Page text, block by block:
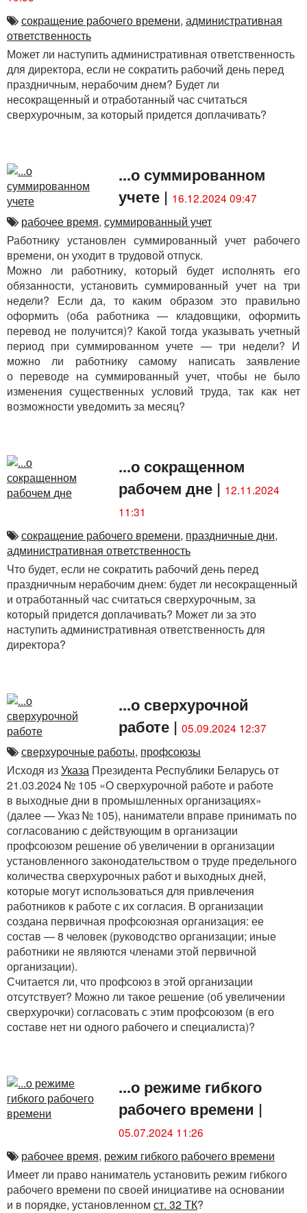
сокращение рабочего времени, административная
ответственность
Может ли наступить административная ответственность
для директора, если не сократить рабочий день перед
праздничным, нерабочим днем? Будет ли
несокращенный и отработанный час считаться
сверхурочным, за который придется доплачивать?
...о суммированном
учете| 16.12.2024 09:47
рабочее время, суммированный учет
Работнику установлен суммированный учет рабочего
времени, он уходит в трудовой отпуск.
Можно ли работнику, который будет исполнять его
обязанности, установить суммированный учет на три
недели? Если да, то каким образом это правильно
оформить (оба работника — кладовщики, оформить
перевод не получится)? Какой тогда указывать учетный
период при суммированном учете — три недели? И
можно ли работнику самому написать заявление
о переводе на суммированный учет, чтобы не было
изменения существенных условий труда, так как нет
возможности уведомить за месяц?
...о сокращенном
рабочем дне| 12.11.2024
11:31
сокращение рабочего времени, праздничные дни,
административная ответственность
Что будет, если не сократить рабочий день перед
праздничным нерабочим днем: будет ли несокращенный
и отработанный час считаться сверхурочным, за
который придется доплачивать? Может ли за это
наступить административная ответственность для
директора?
...о сверхурочной
работе| 05.09.2024 12:37
сверхурочные работы, профсоюзы
Исходя изУказа Президента Республики Беларусь от
21.03.2024 № 105 «О сверхурочной работе и работе
в выходные дни в промышленных организациях»
(далее — Указ № 105), наниматели вправе принимать по
согласованию с действующим в организации
профсоюзом решение об увеличении в организации
установленного законодательством о труде предельного
количества сверхурочных работ и выходных дней,
которые могут использоваться для привлечения
работников к работе с их согласия. В организации
создана первичная профсоюзная организация: ее
состав — 8 человек (руководство организации; иные
работники не являются членами этой первичной
организации).
Считается ли, что профсоюз в этой организации
отсутствует? Можно ли такое решение (об увеличении
сверхурочки) согласовать с этим профсоюзом (в его
составе нет ни одного рабочего и специалиста)?
...о режиме гибкого
рабочего времени |
05.07.2024 11:26
рабочее время, режим гибкого рабочего времени
Имеет ли право наниматель установить режим гибкого
рабочего времени по своей инициативе на основании
и в порядке, установленном ст. 32 ТК?